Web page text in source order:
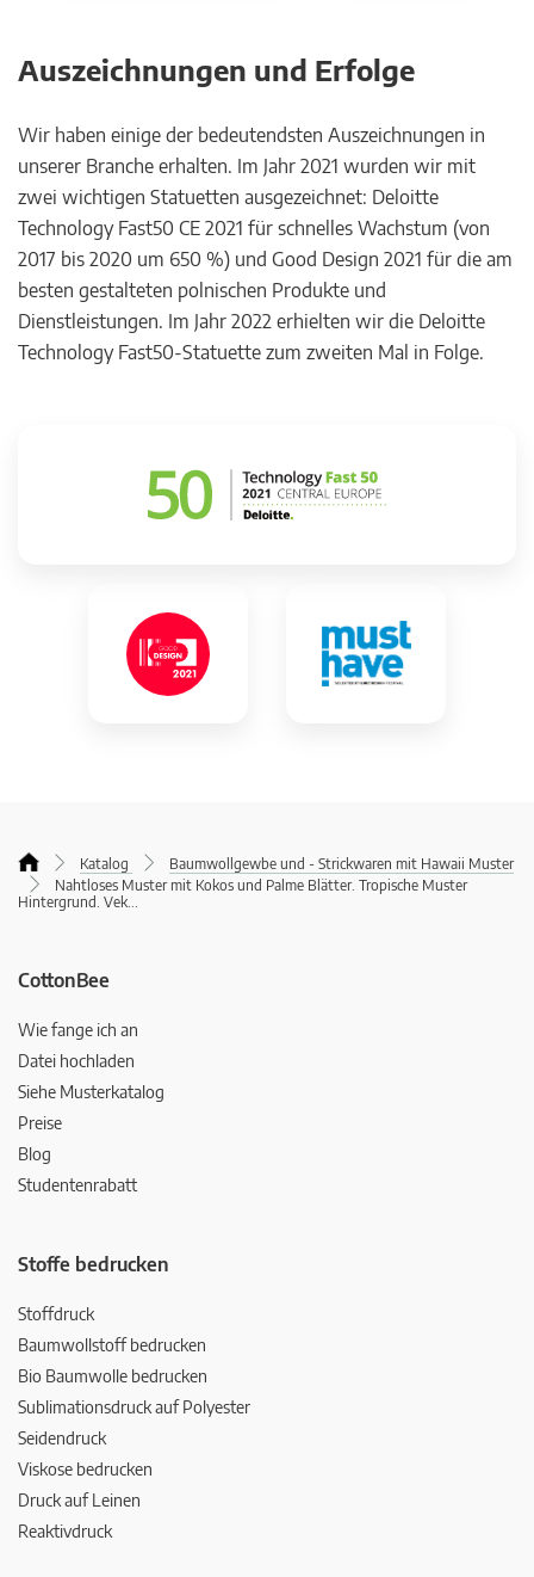
Auszeichnungen und Erfolge
Wir haben einige der bedeutendsten Auszeichnungen in
unserer Branche erhalten. Im Jahr 2021 wurden wir mit
zwei wichtigen Statuetten ausgezeichnet: Deloitte
Technology Fast50 CE 2021 für schnelles Wachstum (von
2017 bis 2020 um 650 %) und Good Design 2021 für die am
besten gestalteten polnischen Produkte und
Dienstleistungen. Im Jahr 2022 erhielten wir die Deloitte
Technology Fast50-Statuette zum zweiten Mal in Folge.
Katalog
Baumwollgewbe und - Strickwaren mit Hawaii Muster
Nahtloses Muster mit Kokos und Palme Blätter. Tropische Muster
Hintergrund. Vek...
CottonBee
Wie fange ich an
Datei hochladen
Siehe Musterkatalog
Preise
Blog
Studentenrabatt
Stoffe bedrucken
Stoffdruck
Baumwollstoff bedrucken
Bio Baumwolle bedrucken
Sublimationsdruck auf Polyester
Seidendruck
Viskose bedrucken
Druck auf Leinen
Reaktivdruck